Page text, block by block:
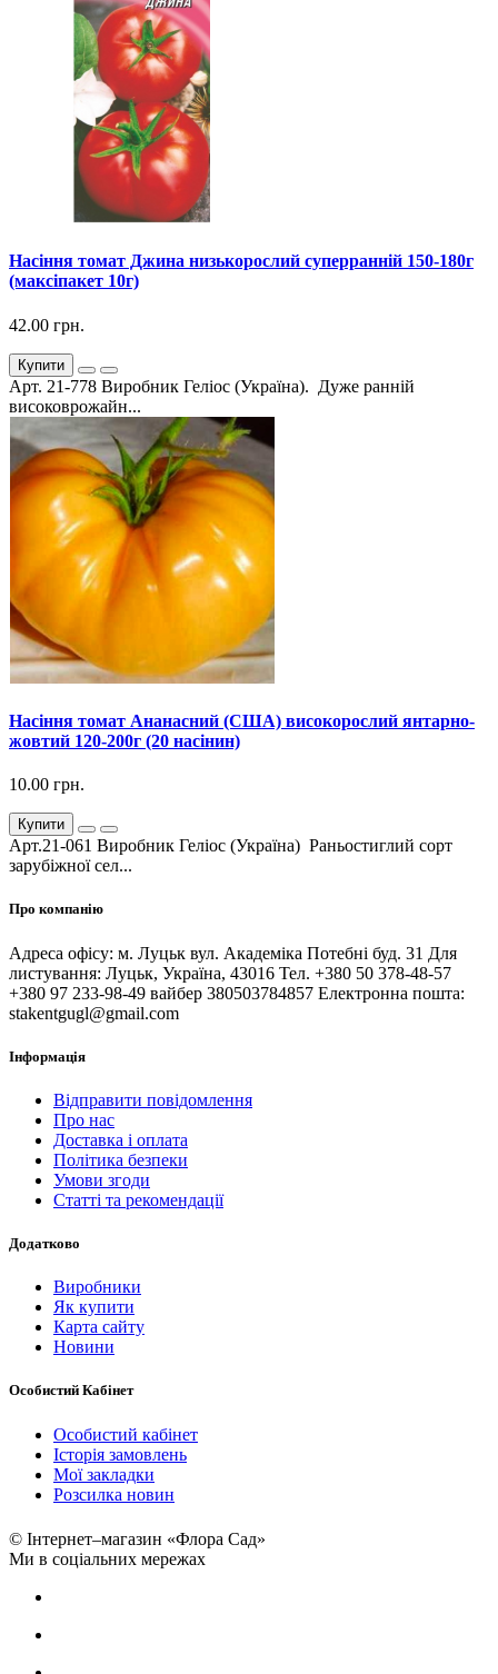
Насіння томат Джина низькорослий суперранній 150-180г
(максіпакет 10г)
42.00 грн.
Купити
Арт. 21-778 Виробник Геліос (Україна). Дуже ранній
високоврожайн...
Насіння томат Ананасний (США) високорослий янтарно-
жовтий 120-200г (20 насінин)
10.00 грн.
Купити
Арт.21-061 Виробник Геліос (Україна) Раньостиглий сорт
зарубіжної сел...
Про компанію
Адреса офісу: м. Луцьк вул. Академіка Потебні буд. 31 Для
листування: Луцьк, Україна, 43016 Тел. +380 50 378-48-57
+380 97 233-98-49 вайбер 380503784857 Електронна пошта:
stakentgugl@gmail.com
Інформація
Відправити повідомлення
Про нас
Доставка і оплата
Політика безпеки
Умови згоди
Статті та рекомендації
Додатково
Виробники
Як купити
Карта сайту
Новини
Особистий Кабінет
Особистий кабінет
Історія замовлень
Мої закладки
Розсилка новин
© Інтернет–магазин «Флора Сад»
Ми в соціальних мережах